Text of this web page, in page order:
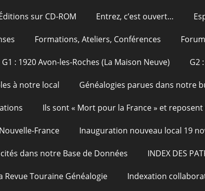
sur CD-ROM Entrez, c’est ouvert…
Formations, Ateliers, Conférences Forum
G1 : 1920 Avon-les-Roches (La Maison Neuve) G2
à notre local Généalogies parues dans notre
Ils sont « Mort pour la France » et
France Inauguration nouveau local 19
dans notre Base de Données INDEX DES
Revue Touraine Généalogie Indexation